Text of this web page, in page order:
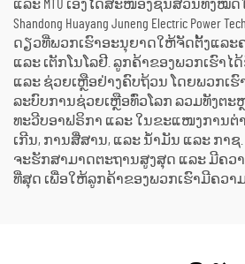
ແລະ MTU ເອງໄດ້ສະໜອງຊິ້ນສ່ວນທັງໝົ
Shandong Huayang Juneng Electric Power
ດຽວທີ່ພວກເຮົາອະນຸຍາດໃຫ້ຈັດຕັ້ງແລ
ແລະ ເຕັກໂນໂລຢີ. ລູກຄ້າຂອງພວກເຮົາ
ແລະ ຊ່ວຍເຫຼືອຢ່າງຄົບຖ້ວນ ໂດຍພວກເຮົ
ລະບົບການຊ່ວຍເຫຼືອທົ່ວໂລກ ລວມທັງຕະ
ທະວີບອາຟຣິກາ ແລະ ໃນຂະແໜງການຕ່າ
ເກີນ, ການສື່ສານ, ແລະ ນ້ຳມັນ ແລະ ກາ
ຈະຮັກສາມາດຕະຖານສູງສຸດ ແລະ ມີຄວ
ທີ່ສຸດ ເພື່ອໃຫ້ລູກຄ້າຂອງພວກເຮົາມີຄວາ